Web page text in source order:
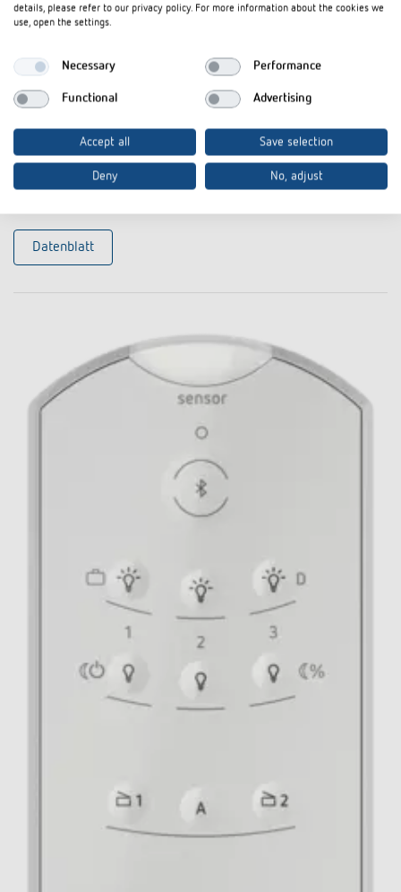
Artikel-Nr. 9070531
Zum Produkt In den Dokumentenkorb
Datenblatt
details, please refer to our privacy policy. For more information about the cookies we
use, open the settings.
Necessary Performance
Functional Advertising
Accept all Save selection
Deny No, adjust